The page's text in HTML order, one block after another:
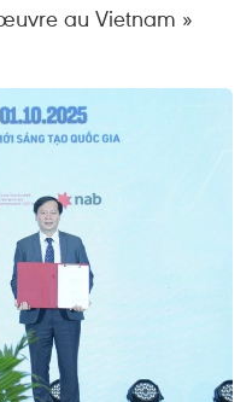
au Vietnam »